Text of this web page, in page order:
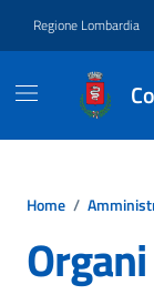
Regione Lombardia
Home /